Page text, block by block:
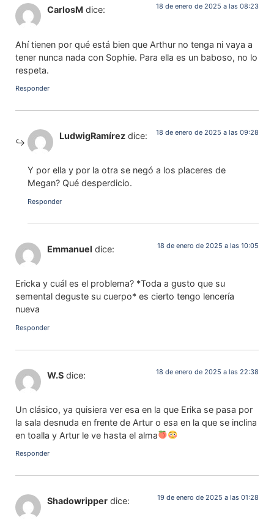
CarlosM dice: 18 de enero de 2025 a las 08:23
Ahí tienen por qué está bien que Arthur no tenga ni vaya a
tener nunca nada con Sophie. Para ella es un baboso, no lo
respeta.
Responder
LudwigRamírez dice: 18 de enero de 2025 a las 09:28
Y por ella y por la otra se negó a los placeres de
Megan? Qué desperdicio.
Responder
Emmanuel dice: 18 de enero de 2025 a las 10:05
Ericka y cuál es el problema? *Toda a gusto que su
semental deguste su cuerpo* es cierto tengo lencería
nueva
Responder
W.S dice: 18 de enero de 2025 a las 22:38
Un clásico, ya quisiera ver esa en la que Erika se pasa por
la sala desnuda en frente de Artur o esa en la que se inclina
en toalla y Artur le ve hasta el alma
Responder
Shadowripper dice: 19 de enero de 2025 a las 01:28